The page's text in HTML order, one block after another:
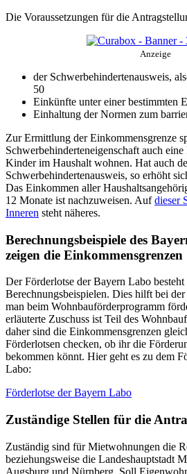
Die Voraussetzungen für die
Anzeige
der Schwerbehindertenausweis,
50
Einkünfte unter einer bestimmten
Einhaltung der Normen zum
Zur Ermittlung der Einkommensgrenze
Schwerbehinderteneigenschaft auch
Kinder im Haushalt wohnen. Hat auch
Schwerbehindertenausweis, so erhöht
Das Einkommen aller
12 Monate ist nachzuweisen. Aufdieser
Inneren steht näheres.
Berechnungsbeispiele des
zeigen die Einkommensgrenzen
Der Förderlotse der Bayern Labo besteht
Berechnungsbeispielen. Dies hilft bei
man beim Wohnbauförderprogramm
erläuterte Zuschuss ist Teil des
daher sind die Einkommensgrenzen
Förderlotsen checken, ob ihr die
bekommen könnt. Hier geht es zu dem
Labo:
Förderlotse der Bayern Labo
Zuständige Stellen für die
Zuständig sind für Mietwohnungen die
beziehungsweise die Landeshauptstadt
Augsburg und Nürnberg. Soll